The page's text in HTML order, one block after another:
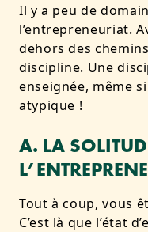
Il y a peu de
l’entrepreneuriat.
dehors des
discipline. Une
enseignée, même
atypique !
A. LA
Tout à coup, vous
C’est là que l’état